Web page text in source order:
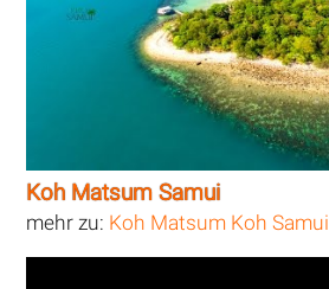
Koh Matsum Samui
mehr zu: Koh Matsum Koh Samui